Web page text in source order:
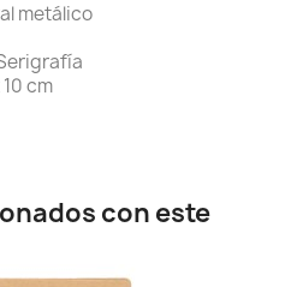
metálico
cm
con este